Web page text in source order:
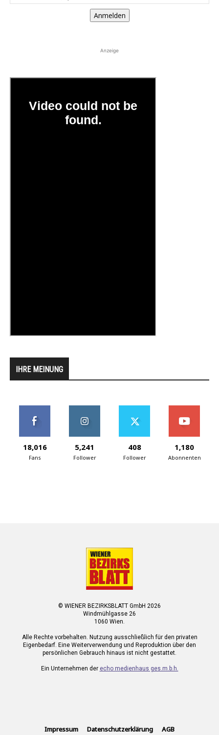
Anmelden
Anzeige
IHRE MEINUNG
18,016
Fans
5,241
Follower
408
Follower
1,180
Abonnenten
© WIENER BEZIRKSBLATT GmbH 2026
Windmühlgasse 26
1060 Wien.
Alle Rechte vorbehalten. Nutzung ausschließlich für den privaten
Eigenbedarf. Eine Weiterverwendung und Reproduktion über den
persönlichen Gebrauch hinaus ist nicht gestattet.
Ein Unternehmen der echo medienhaus ges.m.b.h.
Impressum Datenschutzerklärung AGB